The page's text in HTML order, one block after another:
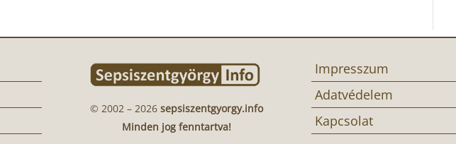
© 2002 – 2026 sepsiszentgyorgy.info
Minden jog fenntartva!
Impresszum
Adatvédelem
Kapcsolat